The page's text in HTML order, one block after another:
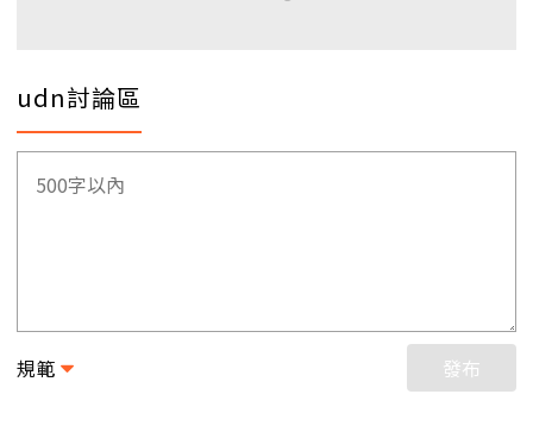
udn討論區
規範 發布